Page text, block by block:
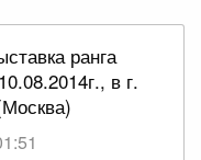
ранга
в г.